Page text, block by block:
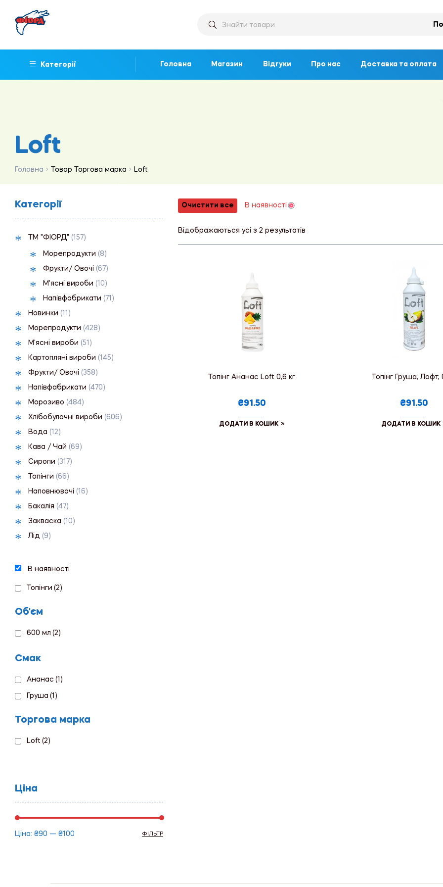
Категорії Головна Магазин Відгуки Про нас Доставка та оплата
Loft
Головна Товар Торгова марка Loft
Очистити все В наявності
Відображаються усі з 2 результатів
Топінг Ананас Loft 0,6 кг
₴91.50
ДОДАТИ В КОШИК
Топінг Груша, Лофт,
₴91.50
ДОДАТИ В КОШИК
Категорії
ТМ "ФІОРД" (157)
Морепродукти (8)
Фрукти/ Овочі (67)
М'ясні вироби (10)
Напівфабрикати (71)
Новинки (11)
Морепродукти (428)
М'ясні вироби (51)
Картопляні вироби (145)
Фрукти/ Овочі (358)
Напівфабрикати (470)
Морозиво (484)
Хлібобулочні вироби (606)
Вода (12)
Кава / Чай (69)
Сиропи (317)
Топінги (66)
Наповнювачі (16)
Бакалія (47)
Закваска (10)
Лід (9)
В наявності
Топінги (2)
Об'єм
600 мл (2)
Смак
Ананас (1)
Груша (1)
Торгова марка
Loft (2)
Ціна
ФІЛЬТР
Ціна: ₴90 — ₴100